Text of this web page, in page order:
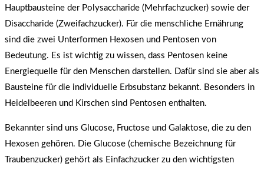
Hauptbausteine der Polysaccharide (Mehrfachzucker) sowie der
Disaccharide (Zweifachzucker). Für die menschliche Ernährung
sind die zwei Unterformen Hexosen und Pentosen von
Bedeutung. Es ist wichtig zu wissen, dass Pentosen keine
Energiequelle für den Menschen darstellen. Dafür sind sie aber als
Bausteine für die individuelle Erbsubstanz bekannt. Besonders in
Heidelbeeren und Kirschen sind Pentosen enthalten.
Bekannter sind uns Glucose, Fructose und Galaktose, die zu den
Hexosen gehören. Die Glucose (chemische Bezeichnung für
Traubenzucker) gehört als Einfachzucker zu den wichtigsten